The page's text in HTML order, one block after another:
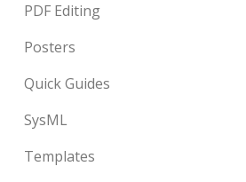
PDF Editing
Posters
Quick Guides
SysML
Templates